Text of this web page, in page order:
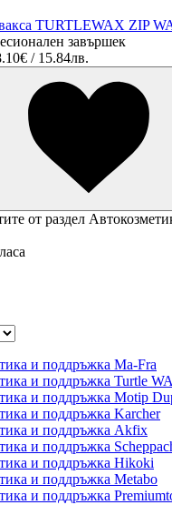
TURTLEWAX ZIP
завършек
/ 15.84лв.
от раздел
и поддръжка Ma-Fra
и поддръжка Turtle
и поддръжка Motip
и поддръжка Karcher
и поддръжка Akfix
и поддръжка
и поддръжка Hikoki
и поддръжка Metabo
и поддръжка